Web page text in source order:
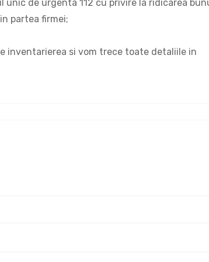
de urgenta 112 cu privire la ridicarea
partea firmei;
inventarierea si vom trece toate detaliile in